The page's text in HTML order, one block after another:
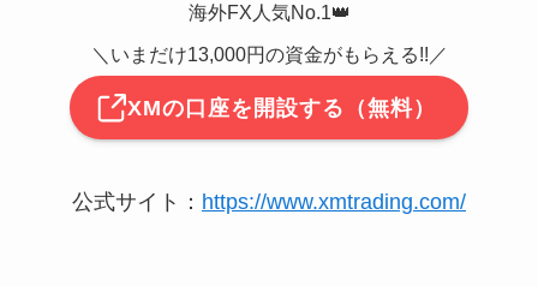
海外FX人気No.1👑
＼いまだけ13,000円の資金がもらえる!!／
XMの口座を開設する（無料）
公式サイト： https://www.xmtrading.com/